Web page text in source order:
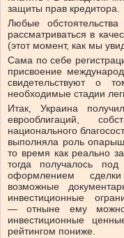
защиты прав кредитора.
Любые
рассматриваться в
(этот момент, как мы
Сама по себе
присвоение
свидетельствуют о
необходимые стадии
Итак, Украина
еврооблигаций,
национального
выполняла роль
то время как реально
тогда получалось
оформлением
возможные
инвестиционные
— отныне ему можно
инвестиционные
рейтингом пониже.